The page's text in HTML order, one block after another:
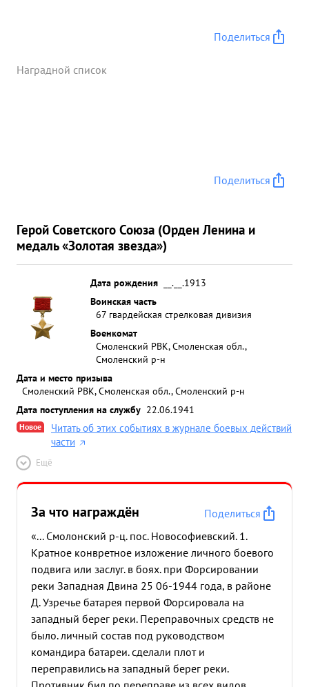
Поделиться
Наградной список
Поделиться
Герой Советского Союза (Орден Ленина и
медаль «Золотая звезда»)
Дата рождения
__.__.1913
Воинская часть
67 гвардейская стрелковая дивизия
Военкомат
Смоленский РВК, Смоленская обл.,
Смоленский р-н
Дата и место призыва
Смоленский РВК, Смоленская обл., Смоленский р-н
Дата поступления на службу 22.06.1941
Новое
Читать об этих событиях в журнале боевых действий
части
Ещё
За что награждён
Поделиться
«... Смолонский р-ц. пос. Новософиевский. 1.
Кратное конвретное изложение личного боевого
подвига или заслуг. в боях. при Форсировании
реки Западная Двина 25 06-1944 года, в районе
Д. Узречье батарея первой Форсировала на
западный берег реки. Переправочных средств не
было. личный состав под руководством
командира батареи. сделали плот и
переправились на западный берег реки.